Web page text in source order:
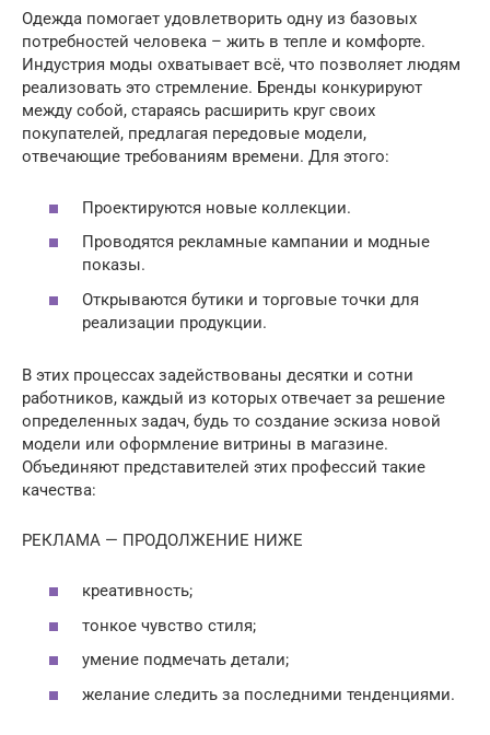
Одежда помогает удовлетворить одну из базовых
потребностей человека – жить в тепле и комфорте.
Индустрия моды охватывает всё, что позволяет людям
реализовать это стремление. Бренды конкурируют
между собой, стараясь расширить круг своих
покупателей, предлагая передовые модели,
отвечающие требованиям времени. Для этого:
Проектируются новые коллекции.
Проводятся рекламные кампании и модные
показы.
Открываются бутики и торговые точки для
реализации продукции.
В этих процессах задействованы десятки и сотни
работников, каждый из которых отвечает за решение
определенных задач, будь то создание эскиза новой
модели или оформление витрины в магазине.
Объединяют представителей этих профессий такие
качества:
РЕКЛАМА — ПРОДОЛЖЕНИЕ НИЖЕ
креативность;
тонкое чувство стиля;
умение подмечать детали;
желание следить за последними тенденциями.